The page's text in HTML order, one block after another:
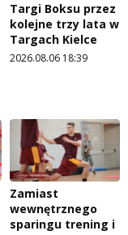
Targi Boksu przez
kolejne trzy lata w
Targach Kielce
2026.08.06 18:39
Zamiast
wewnętrznego
sparingu trening i